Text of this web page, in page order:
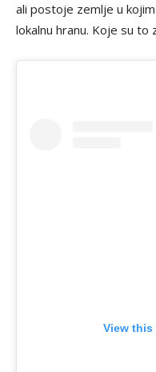
ali postoje zemlje u
lokalnu hranu. Koje su to
View this